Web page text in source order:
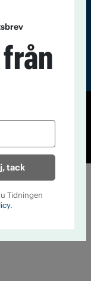
tack
Tidningen